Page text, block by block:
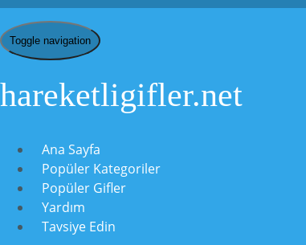
Toggle navigation
hareketligifler.net
Ana Sayfa
Popüler Kategoriler
Popüler Gifler
Yardım
Tavsiye Edin